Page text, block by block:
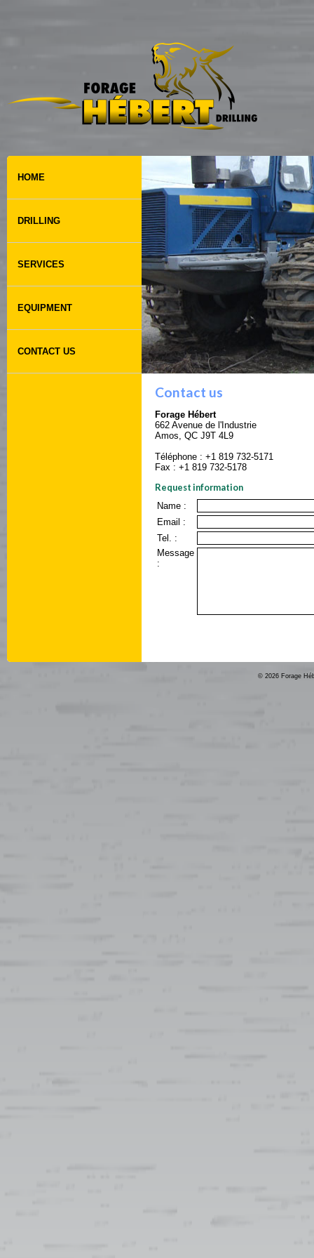
HOME
DRILLING
SERVICES
EQUIPMENT
CONTACT US
Contact us
Forage Hébert
662 Avenue de l'Industrie
Amos, QC J9T 4L9
Téléphone : +1 819 732-5171
Fax : +1 819 732-5178
Request information
Name :
Email :
Tel. :
Message
:
© 2026 Forage